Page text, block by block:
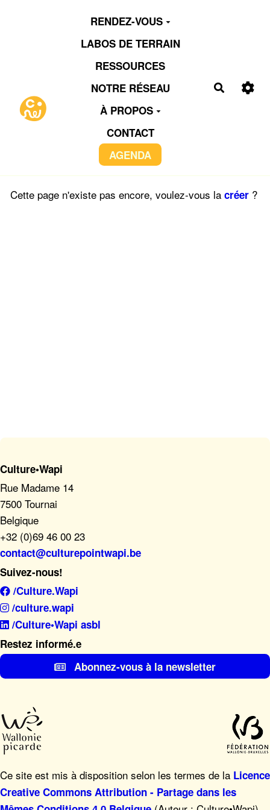
Aller au contenu principal
RENDEZ-VOUS
LABOS DE TERRAIN
RESSOURCES
NOTRE RÉSEAU
À PROPOS
CONTACT
AGENDA
Cette page n'existe pas encore, voulez-vous la créer ?
Culture•Wapi
Rue Madame 14
7500 Tournai
Belgique
+32 (0)69 46 00 23
contact@culturepointwapi.be
Suivez-nous!
/Culture.Wapi
/culture.wapi
/Culture•Wapi asbl
Restez informé.e
Abonnez-vous à la newsletter
Ce site est mis à disposition selon les termes de la Licence
Creative Commons Attribution - Partage dans les